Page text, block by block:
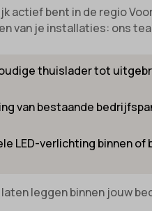
actief bent in de regio
van je installaties: ons
thuislader tot
van bestaande
LED-verlichting binnen
leggen binnen jouw